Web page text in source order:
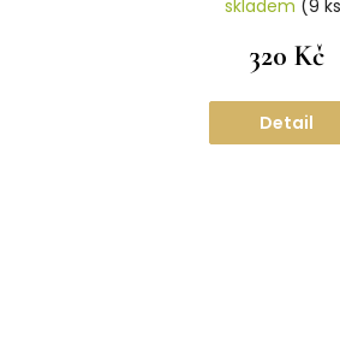
skladem (9
320 Kč
Detail